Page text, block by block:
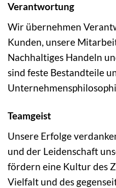
Verantwortung
Wir übernehmen
Kunden, unsere
Nachhaltiges Handeln
sind feste Bestandteile
Teamgeist
Unsere Erfolge
und der Leidenschaft
fördern eine Kultur des
Vielfalt und des